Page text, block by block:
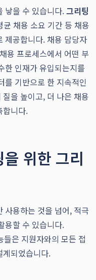
낳을 수 있습니다.그리팅
채용 소요 기간 등 채용
제공합니다. 채용 담당자
용 프로세스에서 어떤 부
한 인재가 유입되는지를
를 기반으로 한 지속적인
질을 높이고, 더 나은 채용
합니다.
위한 그리
사용하는 것을 넘어, 적극
용할 수 있습니다.
은 지원자와의 모든 접
계되었습니다.